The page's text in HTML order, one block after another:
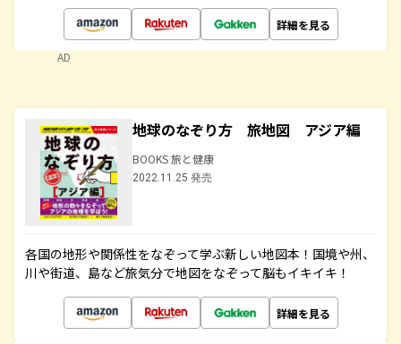
詳細を見る
AD
地球のなぞり方 旅地図 アジア編
BOOKS 旅と健康
2022.11.25 発売
各国の地形や関係性をなぞって学ぶ新しい地図本！国境や州、
川や街道、島など旅気分で地図をなぞって脳もイキイキ！
詳細を見る